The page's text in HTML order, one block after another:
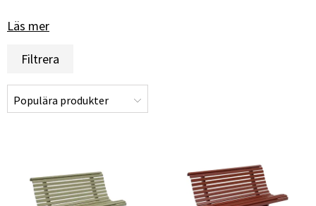
Tidlös design för alla trädgårdar
erbjuda en tidlös och klassisk design som kompletterar
föredrar en traditionell träbänk, en modern metallbänk
eller en charmig gjutjärnsbänk, har vi alternativ som
Material av hög kvalitet för långvarig skönhet
Läs mer
Filtrera